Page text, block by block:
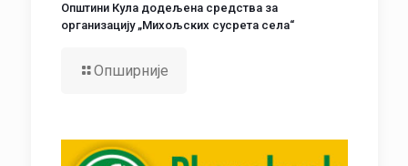
Општини Кула додељена средства за
организацију „Михољских сусрета села“
Опширније